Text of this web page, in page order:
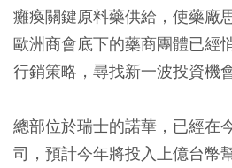
癱瘓關鍵原料藥供給，使藥廠
歐洲商會底下的藥商團體已經
行銷策略，尋找新一波投資機會
總部位於瑞士的諾華，已經在
司，預計今年將投入上億台幣